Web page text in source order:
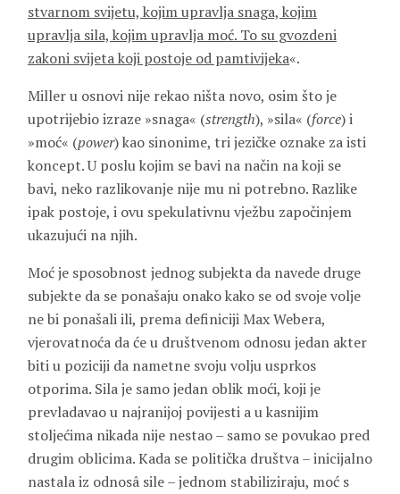
stvarnom svijetu, kojim upravlja snaga, kojim
upravlja sila, kojim upravlja moć. To su gvozdeni
zakoni svijeta koji postoje od pamtivijeka«.
Miller u osnovi nije rekao ništa novo, osim što je
upotrijebio izraze »snaga« (strength), »sila« (force) i
»moć« (power) kao sinonime, tri jezičke oznake za isti
koncept. U poslu kojim se bavi na način na koji se
bavi, neko razlikovanje nije mu ni potrebno. Razlike
ipak postoje, i ovu spekulativnu vježbu započinjem
ukazujući na njih.
Moć je sposobnost jednog subjekta da navede druge
subjekte da se ponašaju onako kako se od svoje volje
ne bi ponašali ili, prema definiciji Max Webera,
vjerovatnoća da će u društvenom odnosu jedan akter
biti u poziciji da nametne svoju volju usprkos
otporima. Sila je samo jedan oblik moći, koji je
prevladavao u najranijoj povijesti a u kasnijim
stoljećima nikada nije nestao – samo se povukao pred
drugim oblicima. Kada se politička društva – inicijalno
nastala iz odnosâ sile – jednom stabiliziraju, moć s